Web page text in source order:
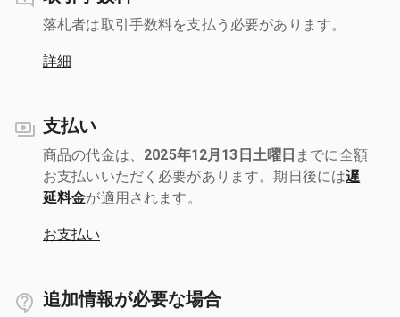
落札者は取引手数料を支払う必要があります。
詳細
支払い
商品の代金は、 2025年12月13日土曜日 までに全額
お支払いいただく必要があります。期日後には遅
延料金が適用されます。
お支払い
追加情報が必要な場合